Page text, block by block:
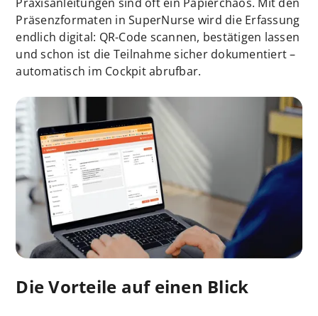
Präsenzformaten in SuperNurse wird die Erfassung
endlich digital: QR-Code scannen, bestätigen lassen
und schon ist die Teilnahme sicher dokumentiert –
automatisch im Cockpit abrufbar.
Die Vorteile auf einen Blick